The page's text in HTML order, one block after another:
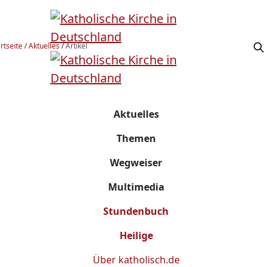
/Aktuelles/Artikel
Aktuelles
Themen
Wegweiser
Multimedia
Stundenbuch
Heilige
Über katholisch.de